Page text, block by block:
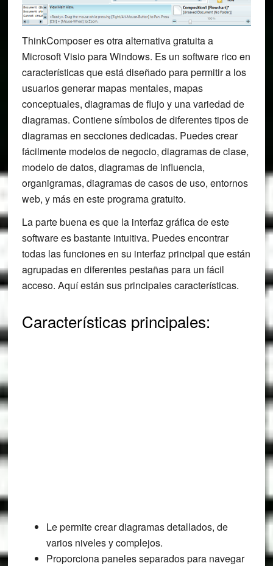
ThinkComposer es otra alternativa gratuita a
Microsoft Visio para Windows. Es un software rico en
características que está diseñado para permitir a los
usuarios generar mapas mentales, mapas
conceptuales, diagramas de flujo y una variedad de
diagramas. Contiene símbolos de diferentes tipos de
diagramas en secciones dedicadas. Puedes crear
fácilmente modelos de negocio, diagramas de clase,
modelo de datos, diagramas de influencia,
organigramas, diagramas de casos de uso, entornos
web, y más en este programa gratuito.
La parte buena es que la interfaz gráfica de este
software es bastante intuitiva. Puedes encontrar
todas las funciones en su interfaz principal que están
agrupadas en diferentes pestañas para un fácil
acceso. Aquí están sus principales características.
Características principales:
Le permite crear diagramas detallados, de
varios niveles y complejos.
Proporciona paneles separados para navegar